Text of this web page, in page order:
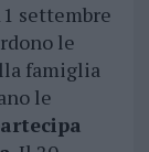
settembre
le
famiglia
le